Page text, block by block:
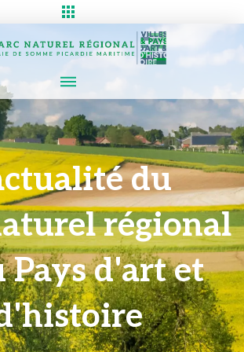
du
régional
Pays d'art et